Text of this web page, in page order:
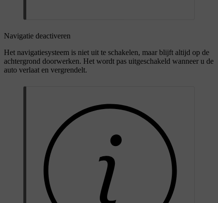
Navigatie deactiveren
Het navigatiesysteem is niet uit te schakelen, maar blijft altijd op de
achtergrond doorwerken. Het wordt pas uitgeschakeld wanneer u de
auto verlaat en vergrendelt.